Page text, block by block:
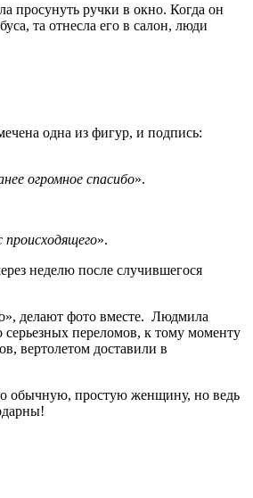
просунуть ручки в окно. Когда он
та отнесла его в салон, люди
одна из фигур, и подпись:
огромное спасибо».
».
неделю после случившегося
делают фото вместе. Людмила
переломов, к тому моменту
вертолетом доставили в
обычную, простую женщину, но ведь